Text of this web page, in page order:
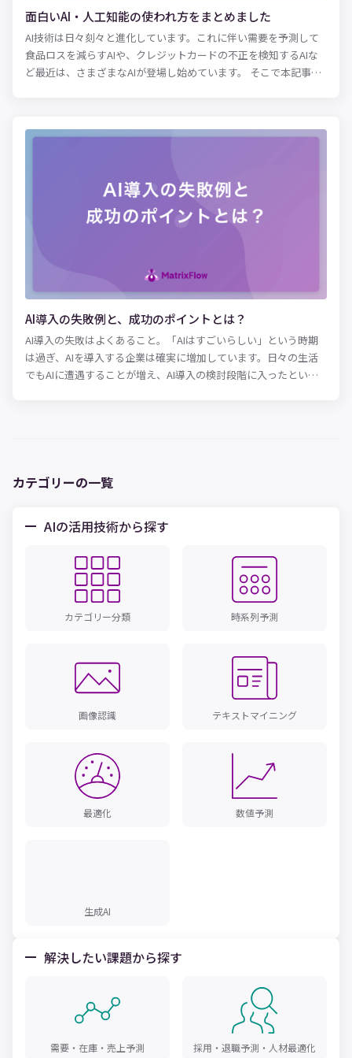
面白いAI・人工知能の使われ方をまとめました
AI技術は日々刻々と進化しています。これに伴い需要を予測して
食品ロスを減らすAIや、クレジットカードの不正を検知するAIな
ど最近は、さまざまなAIが登場し始めています。 そこで本記事で
AI導入の失敗例と、成功のポイントとは？
AI導入の失敗はよくあること。「AIはすごいらしい」という時期
は過ぎ、AIを導入する企業は確実に増加しています。日々の生活
でもAIに遭遇することが増え、AI導入の検討段階に入ったという
カテゴリーの一覧
AIの活用技術から探す
カテゴリー分類 時系列予測
画像認識 テキストマイニング
最適化 数値予測
生成AI
解決したい課題から探す
需要・在庫・売上予測 採用・退職予測・人材最適化